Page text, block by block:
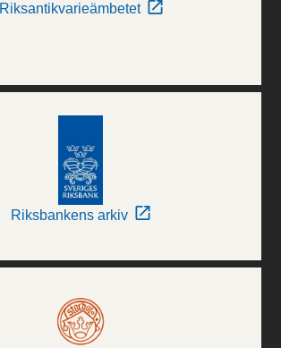
Riksantikvarieämbetet
Riksbankens arkiv